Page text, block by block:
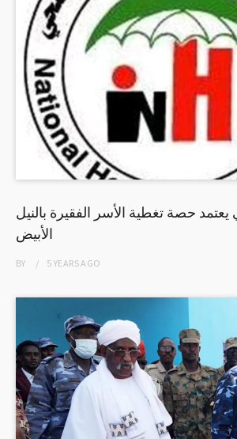
يعتمد حصة تغطية الأسر الفقيرة بالنيل
الأبيض
BY 5 YEARSAGO